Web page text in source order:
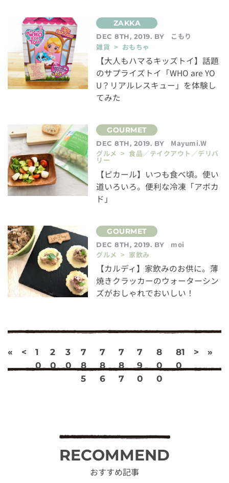
DEC 8TH, 2019. BY
こもり
雑貨 > おもちゃ
【大人もハマるキッズトイ】話題
のサプライズトイ「WHO are YO
U？リアルレスキュー」を体験し
てみた
DEC 8TH, 2019. BY
Mayumi.W
グルメ > 食品／テイクアウト／デリバ
リー
【ピカール】いつも食べ頃。使い
道いろいろ。便利な冷凍「アボカ
ド」
DEC 8TH, 2019. BY
moi
グルメ > 家飲み
【カルディ】家飲みのお供に。薄
焼きクラッカーのウォーターシン
ズがおしゃれでおいしい！
« <
1
0
2
0
3
0
7
8
5
7
8
6
7
8
7
7
9
0
8
0
0
81
0
> »
RECOMMEND
おすすめ記事